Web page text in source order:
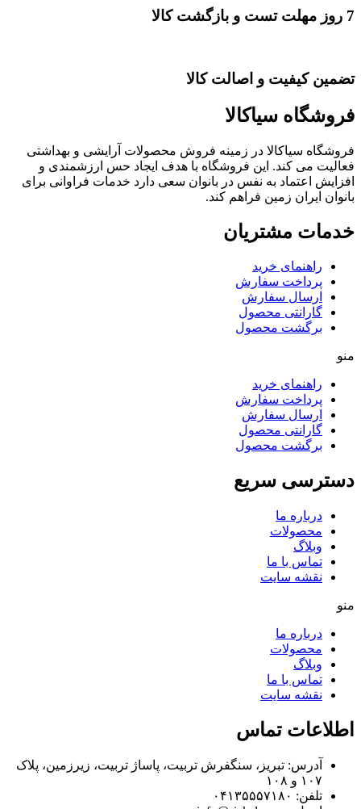
7 روز مهلت تست و بازگشت کالا
تضمین کیفیت و اصالت کالا
فروشگاه سیاکالا
فروشگاه سیاکالا در زمینه فروش محصولات آرایشی و بهداشتی
فعالیت می کند. این فروشگاه با هدف ایجاد حس ارزشمندی و
افزایش اعتماد به نفس در بانوان سعی دارد خدمات فراوانی برای
بانوان ایران زمین فراهم کند.
خدمات مشتریان
راهنمای خرید
پرداخت سفارش
ارسال سفارش
گارانتی محصول
برگشت محصول
منو
راهنمای خرید
پرداخت سفارش
ارسال سفارش
گارانتی محصول
برگشت محصول
دسترسی سریع
درباره ما
محصولات
وبلاگ
تماس با ما
نقشه سایت
منو
درباره ما
محصولات
وبلاگ
تماس با ما
نقشه سایت
اطلاعات تماس
آدرس: تبریز، سنگفرش تربیت، پاساژ تربیت، زیرزمین، پلاک
۱۰۷ و ۱۰۸
تلفن: ۰۴۱۳۵۵۵۷۱۸۰